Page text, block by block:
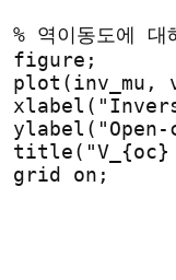
% 역이동도에
figure;
plot(inv_mu,
title("V_{oc}
grid on;